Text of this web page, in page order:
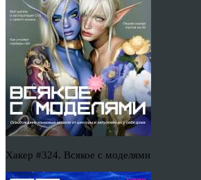
Хакер #324. Всякое с моделями